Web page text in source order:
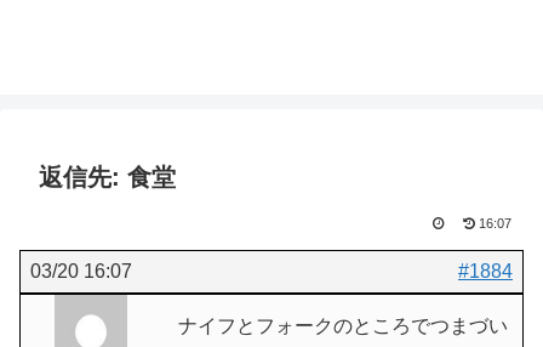
返信先: 食堂
16:07
03/20 16:07 #1884
ナイフとフォークのところでつまづい